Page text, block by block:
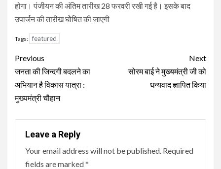
होगा। पंजीयन की अंतिम तारीख 28 फरवरी रखी गई है। इसके बाद
उपार्जन की तारीख घोेषित की जाएगी
Tags: featured
Continue
Reading
Previous
जनता की जिन्दगी बदलने का
अभियान है विकास यात्रा :
मुख्यमंत्री चौहान
Next
सोरम बाई ने मुख्यमंत्री जी को
धन्यवाद ज्ञापित किया
Leave a Reply
Your email address will not be published. Required
fields are marked*